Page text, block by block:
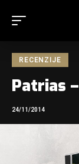
RECENZIJE
Patrias
24/11/2014